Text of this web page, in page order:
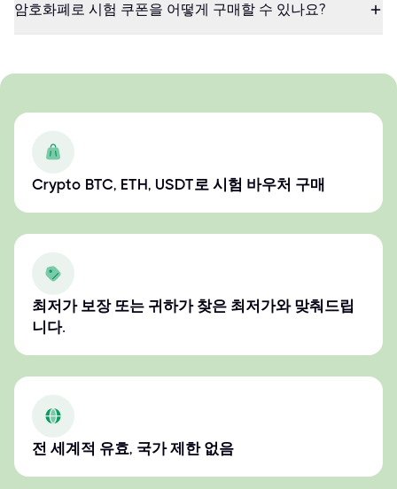
암호화폐로 시험 쿠폰을 어떻게 구매할 수 있나요?
Crypto BTC, ETH, USDT로 시험 바우처 구매
최저가 보장 또는 귀하가 찾은 최저가와 맞춰드립
니다.
전 세계적 유효, 국가 제한 없음